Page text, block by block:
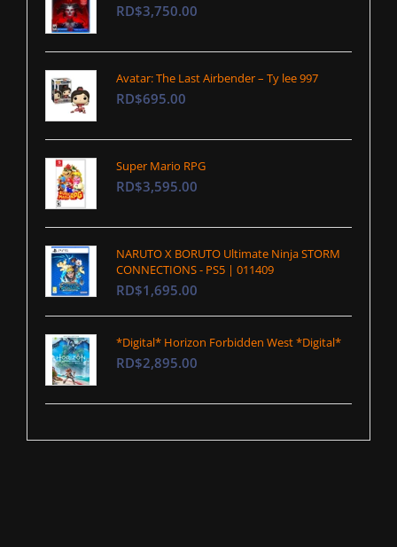
RD$3,750.00
Avatar: The Last Airbender – Ty lee 997
RD$695.00
Super Mario RPG
RD$3,595.00
NARUTO X BORUTO Ultimate Ninja STORM
CONNECTIONS - PS5 | 011409
RD$1,695.00
*Digital* Horizon Forbidden West *Digital*
RD$2,895.00